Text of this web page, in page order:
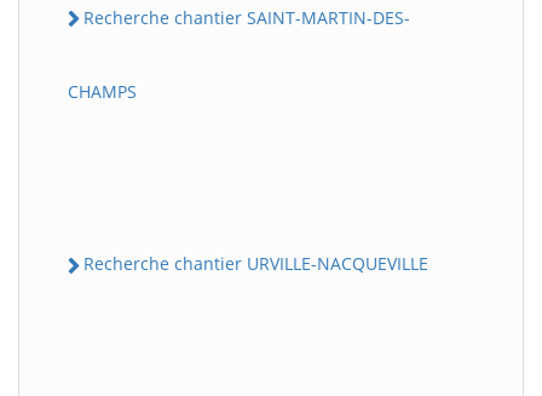
Recherche chantier SAINT-MARTIN-DES-
CHAMPS
Recherche chantier URVILLE-NACQUEVILLE